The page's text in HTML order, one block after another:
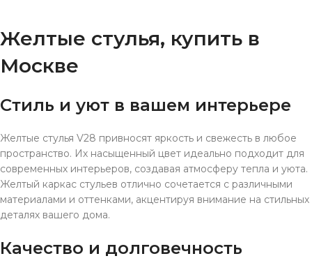
Желтые стулья, купить в
Москве
Стиль и уют в вашем интерьере
Желтые стулья V28 привносят яркость и свежесть в любое
пространство. Их насыщенный цвет идеально подходит для
современных интерьеров, создавая атмосферу тепла и уюта.
Желтый каркас стульев отлично сочетается с различными
материалами и оттенками, акцентируя внимание на стильных
деталях вашего дома.
Качество и долговечность